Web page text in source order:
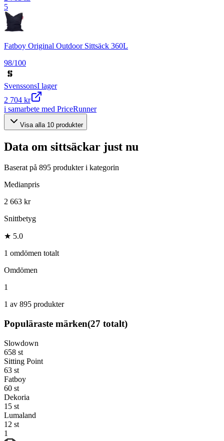
5
Fatboy Original Outdoor Sittsäck 360L
98/100
SvenssonsI lager
2 704 kr
i samarbete med PriceRunner
Visa alla 10 produkter
Data om sittsäckar just nu
Baserat på 895 produkter i kategorin
Medianpris
2 663 kr
Snittbetyg
★ 5.0
1 omdömen totalt
Omdömen
1
1 av 895 produkter
Populäraste märken(27 totalt)
Slowdown
658 st
Sitting Point
63 st
Fatboy
60 st
Dekoria
15 st
Lumaland
12 st
1